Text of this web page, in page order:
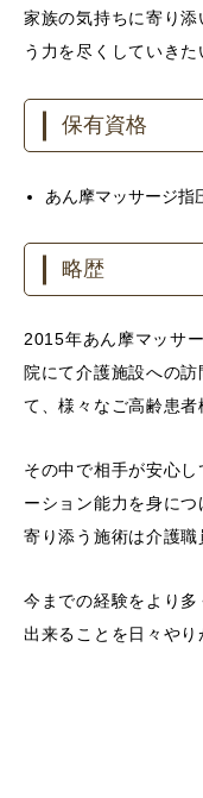
家族の気持ちに寄り
う力を尽くしていきた
保有資格
あん摩マッサージ指
略歴
2015年あん摩マッサ
院にて介護施設への
て、様々なご高齢患者
その中で相手が安心
ーション能力を身に
寄り添う施術は介護職
今までの経験をより
出来ることを日々やり